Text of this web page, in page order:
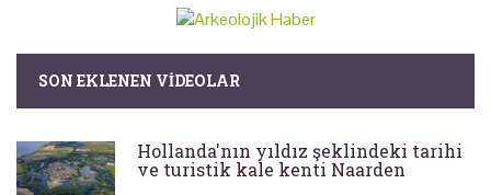
SON EKLENEN VIDEOLAR
Hollanda'nın yıldız şeklindeki tarihi
ve turistik kale kenti Naarden